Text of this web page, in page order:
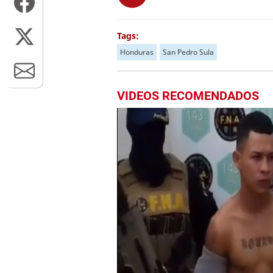
Tags:
Honduras San Pedro Sula
VIDEOS RECOMENDADOS